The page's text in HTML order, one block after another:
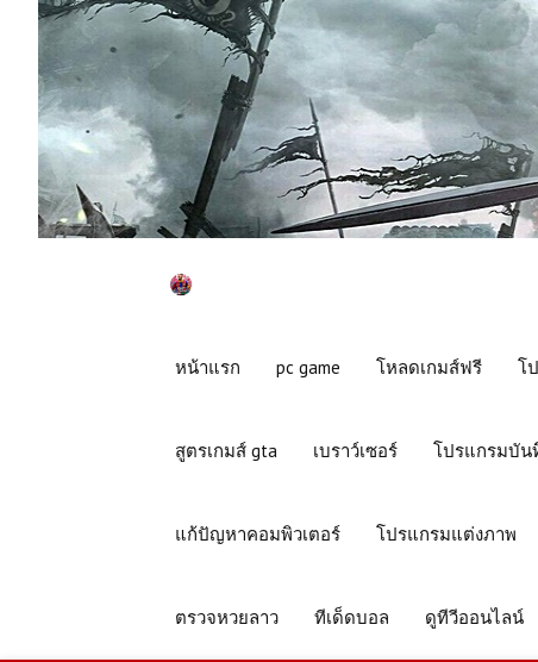
หน้าแรก pc game โหลดเกมส์ฟรี โ
สูตรเกมส์ gta เบราว์เซอร์ โปรแกรมบัน
แก้ปัญหาคอมพิวเตอร์ โปรแกรมแต่งภาพ
ตรวจหวยลาว ทีเด็ดบอล ดูทีวีออนไลน์